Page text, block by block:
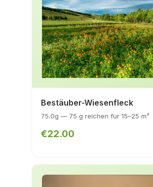
Bestäuber-Wiesenfleck
75.0g — 75 g reichen für 15–25 m²
€22.00